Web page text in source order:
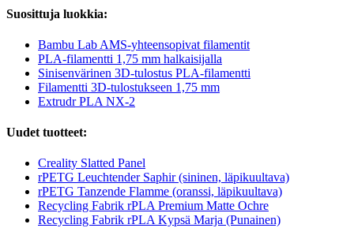
Suosittuja luokkia:
Bambu Lab AMS-yhteensopivat filamentit
PLA-filamentti 1,75 mm halkaisijalla
Sinisenvärinen 3D-tulostus PLA-filamentti
Filamentti 3D-tulostukseen 1,75 mm
Extrudr PLA NX-2
Uudet tuotteet:
Creality Slatted Panel
rPETG Leuchtender Saphir (sininen, läpikuultava)
rPETG Tanzende Flamme (oranssi, läpikuultava)
Recycling Fabrik rPLA Premium Matte Ochre
Recycling Fabrik rPLA Kypsä Marja (Punainen)